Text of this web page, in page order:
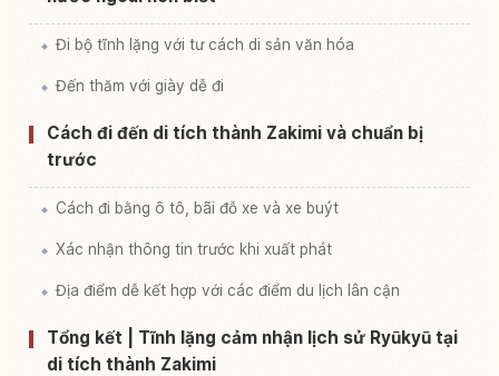
Đi bộ tĩnh lặng với tư cách di sản văn hóa
Đến thăm với giày dễ đi
Cách đi đến di tích thành Zakimi và chuẩn bị
trước
Cách đi bằng ô tô, bãi đỗ xe và xe buýt
Xác nhận thông tin trước khi xuất phát
Địa điểm dễ kết hợp với các điểm du lịch lân cận
Tổng kết | Tĩnh lặng cảm nhận lịch sử Ryūkyū tại
di tích thành Zakimi